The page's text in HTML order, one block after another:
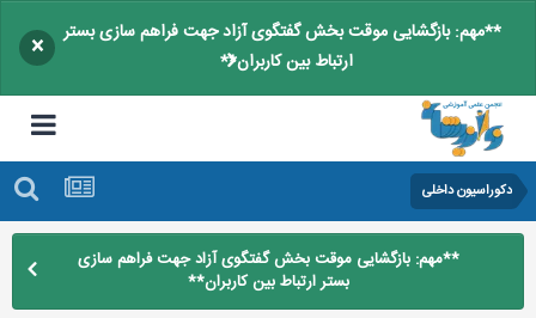
**مهم: بازگشایی موقت بخش گفتگوی آزاد جهت فراهم سازی بستر
ارتباط بین کاربران**
×
دکوراسیون داخلی
**مهم: بازگشایی موقت بخش گفتگوی آزاد جهت فراهم سازی
بستر ارتباط بین کاربران**